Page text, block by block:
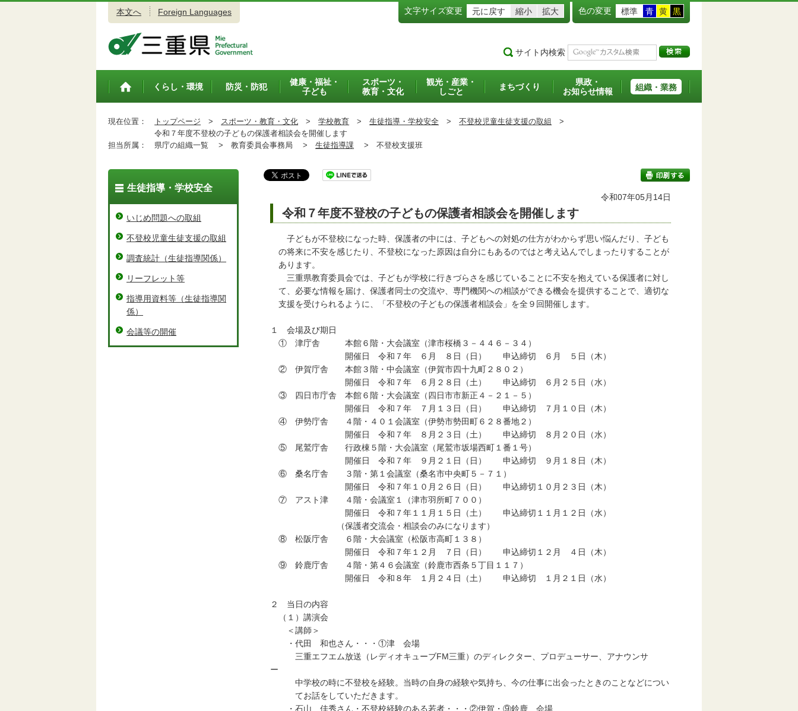
本文へ Foreign Languages 文字サイズ変更 元に戻す 縮小 拡大 色の変更 標準 青 黄 黒
サイト内検索
トップペ
くらし・環境 防災・防犯
健康・福祉・
子ども
スポーツ・
教育・文化
観光・産業・
しごと
まちづくり
県政・
お知らせ情報
組織・業務
現在位置： トップページ > スポーツ・教育・文化 > 学校教育 > 生徒指導・学校安全 > 不登校児童生徒支援の取組
>
令和７年度不登校の子どもの保護者相談会を開催します
担当所属：
県庁の組織一覧 > 教育委員会事務局 > 生徒指導課 > 不登校支援班
印刷する
令和07年05月14日
令和７年度不登校の子どもの保護者相談会を開催します
子どもが不登校になった時、保護者の中には、子どもへの対処の仕方がわからず思い悩んだり、子ども
の将来に不安を感じたり、不登校になった原因は自分にもあるのではと考え込んでしまったりすることが
あります。
三重県教育委員会では、子どもが学校に行きづらさを感じていることに不安を抱えている保護者に対し
て、必要な情報を届け、保護者同士の交流や、専門機関への相談ができる機会を提供することで、適切な
支援を受けられるように、「不登校の子どもの保護者相談会」を全９回開催します。
１ 会場及び期日
① 津庁舎 本館６階・大会議室（津市桜橋３－４４６－３４）
開催日 令和７年 ６月 ８日（日） 申込締切 ６月 ５日（木）
② 伊賀庁舎 本館３階・中会議室（伊賀市四十九町２８０２）
開催日 令和７年 ６月２８日（土） 申込締切 ６月２５日（水）
③ 四日市庁舎 本館６階・大会議室（四日市市新正４－２１－５）
開催日 令和７年 ７月１３日（日） 申込締切 ７月１０日（木）
④ 伊勢庁舎 ４階・４０１会議室（伊勢市勢田町６２８番地２）
開催日 令和７年 ８月２３日（土） 申込締切 ８月２０日（水）
⑤ 尾鷲庁舎 行政棟５階・大会議室（尾鷲市坂場西町１番１号）
開催日 令和７年 ９月２１日（日） 申込締切 ９月１８日（木）
⑥ 桑名庁舎 ３階・第１会議室（桑名市中央町５－７１）
開催日 令和７年１０月２６日（日） 申込締切１０月２３日（木）
⑦ アスト津 ４階・会議室１（津市羽所町７００）
開催日 令和７年１１月１５日（土） 申込締切１１月１２日（水）
（保護者交流会・相談会のみになります）
⑧ 松阪庁舎 ６階・大会議室（松阪市高町１３８）
開催日 令和７年１２月 ７日（日） 申込締切１２月 ４日（木）
⑨ 鈴鹿庁舎 ４階・第４６会議室（鈴鹿市西条５丁目１１７）
開催日 令和８年 １月２４日（土） 申込締切 １月２１日（水）
２ 当日の内容
（１）講演会
＜講師＞
・代田 和也さん・・・①津 会場
三重エフエム放送（レディオキューブFM三重）のディレクター、プロデューサー、アナウンサ
ー
中学校の時に不登校を経験。当時の自身の経験や気持ち、今の仕事に出会ったときのことなどについ
てお話をしていただきます。
・石山 佳秀さん・不登校経験のある若者・・・②伊賀・⑨鈴鹿 会場
生徒指導・学校安全
いじめ問題への取組
不登校児童生徒支援の取組
調査統計（生徒指導関係）
リーフレット等
指導用資料等（生徒指導関
係）
会議等の開催